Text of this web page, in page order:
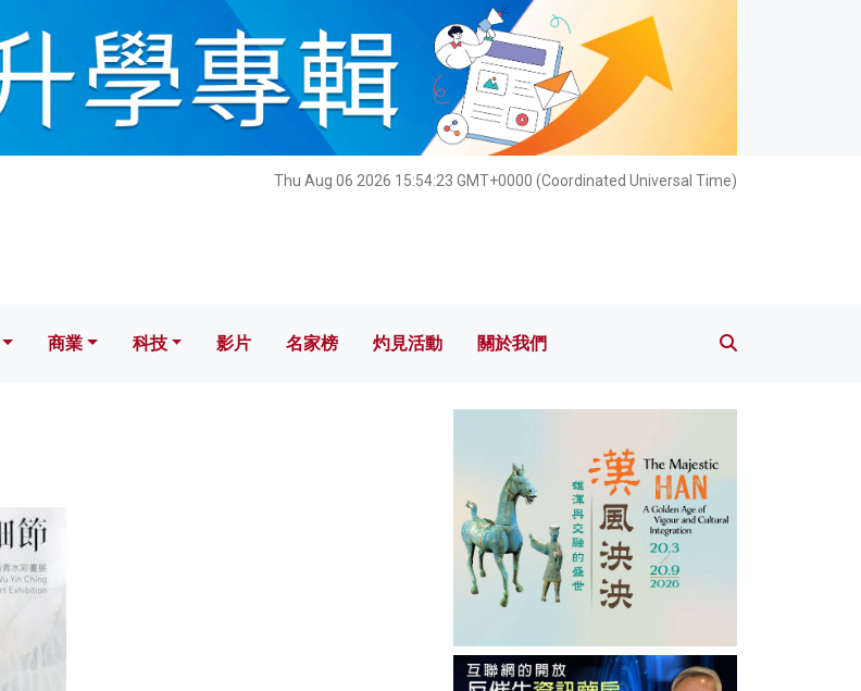
Thu Aug 06 2026 15:54:24 GMT+0000 (Coordinated Universal Time)
科技 影片 名家榜 灼見活動 關於我們
商業 科技 影片 名家榜 灼見活動 關於我們